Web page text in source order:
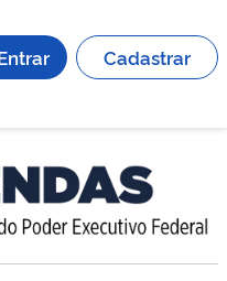
Cadastrar